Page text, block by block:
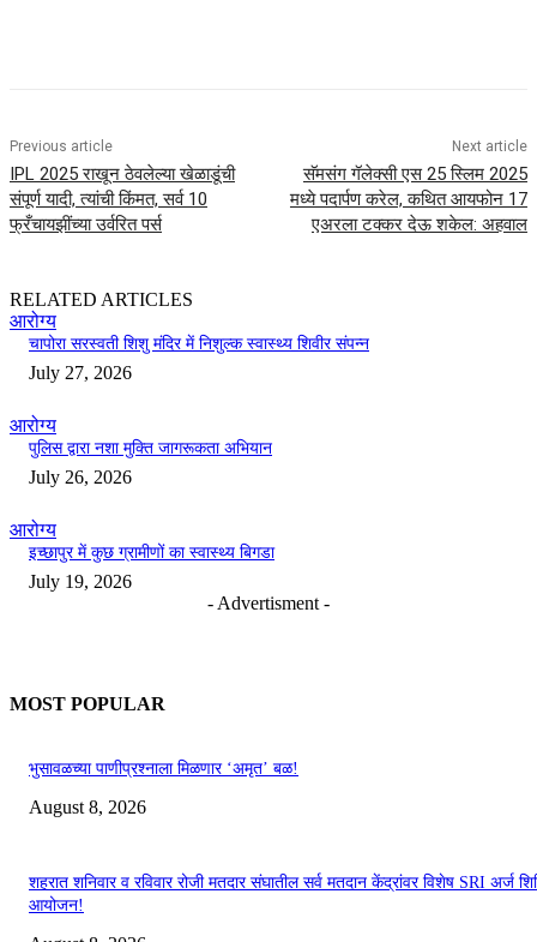
Previous article
IPL 2025 राखून ठेवलेल्या खेळाडूंची
संपूर्ण यादी, त्यांची किंमत, सर्व 10
फ्रँचायझींच्या उर्वरित पर्स
Next article
सॅमसंग गॅलेक्सी एस 25 स्लिम 2025
मध्ये पदार्पण करेल, कथित आयफोन 17
एअरला टक्कर देऊ शकेल: अहवाल
RELATED ARTICLES
आरोग्य
चापोरा सरस्वती शिशु मंदिर में निशुल्क स्वास्थ्य शिवीर संपन्न
July 27, 2026
आरोग्य
पुलिस द्वारा नशा मुक्ति जागरूकता अभियान
July 26, 2026
आरोग्य
इच्छापुर में कुछ ग्रामीणों का स्वास्थ्य बिगडा
July 19, 2026
- Advertisment -
MOST POPULAR
भुसावळच्या पाणीप्रश्नाला मिळणार ‘अमृत’ बळ!
August 8, 2026
शहरात शनिवार व रविवार रोजी मतदार संघातील सर्व मतदान केंद्रांवर विशेष SRI अर्ज
आयोजन!